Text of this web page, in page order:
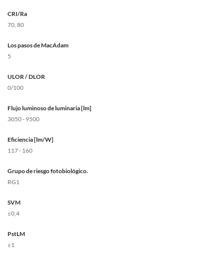
CRI/Ra
70, 80
Los pasos de MacAdam
5
ULOR / DLOR
0/100
Flujo luminoso de luminaria [lm]
3050 - 9500
Eficiencia [lm/W]
117 - 160
Grupo de riesgo fotobiológico.
RG1
SVM
≤0,4
PstLM
≤1